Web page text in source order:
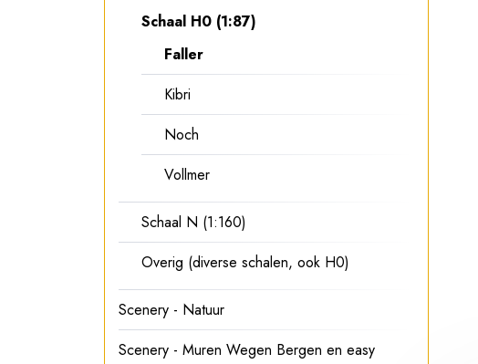
Schaal H0 (1:87)
Faller
Kibri
Noch
Vollmer
Schaal N (1:160)
Overig (diverse schalen, ook H0)
Scenery - Natuur
Scenery - Muren Wegen Bergen en easy